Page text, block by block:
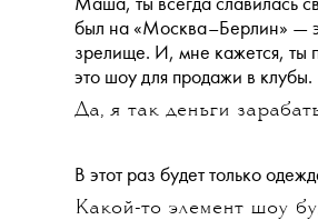
был на «Москва–Берлин» —
зрелище. И, мне кажется, ты
это шоу для продажи в клубы.
Да, я так деньги
В этот раз будет только
Какой-то элемент шоу